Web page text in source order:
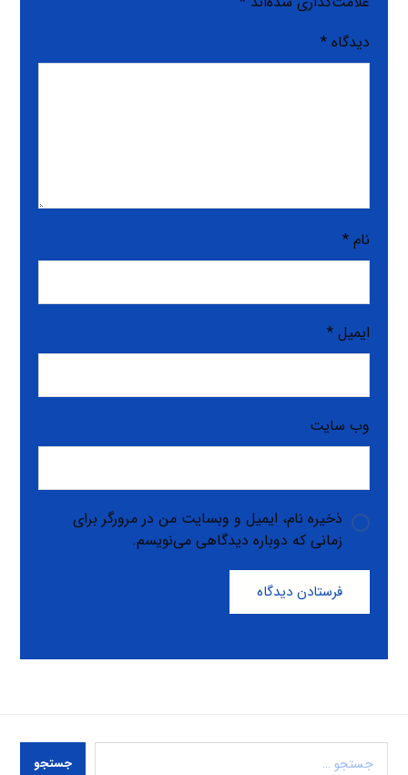
دیدگاه*
نام*
ایمیل*
وب‌ سایت
ذخیره نام، ایمیل و وبسایت من در مرورگر برای
زمانی که دوباره دیدگاهی می‌نویسم.
فرستادن دیدگاه
جستجو